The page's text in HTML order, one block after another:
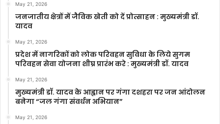
May 21, 2026
जनजातीय क्षेत्रों में जैविक खेती को दें प्रोत्साहन : मुख्यमंत्री डॉ.
यादव
May 21, 2026
प्रदेश में नागरिकों को लोक परिवहन सुविधा के लिये सुगम
परिवहन सेवा योजना शीघ्र प्रारंभ करे : मुख्यमंत्री डॉ. यादव
May 21, 2026
मुख्यमंत्री डॉ. यादव के आह्वान पर गंगा दशहरा पर जन आंदोलन
बनेगा “जल गंगा संवर्धन अभियान”
May 21, 2026